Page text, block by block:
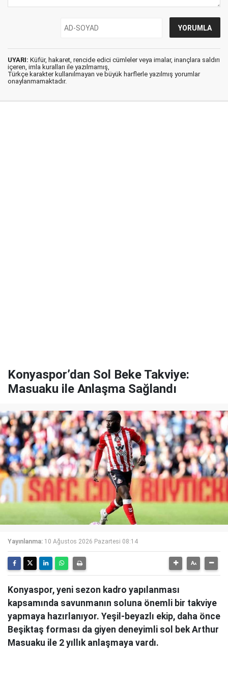
UYARI: Küfür, hakaret, rencide edici cümleler veya imalar, inançlara saldırı
içeren, imla kuralları ile yazılmamış,
Türkçe karakter kullanılmayan ve büyük harflerle yazılmış yorumlar
onaylanmamaktadır.
Konyaspor’dan Sol Beke Takviye:
Masuaku ile Anlaşma Sağlandı
Yayınlanma: 10 Ağustos 2026 Pazartesi 08:14
Konyaspor, yeni sezon kadro yapılanması
kapsamında savunmanın soluna önemli bir takviye
yapmaya hazırlanıyor. Yeşil-beyazlı ekip, daha önce
Beşiktaş forması da giyen deneyimli sol bek Arthur
Masuaku ile 2 yıllık anlaşmaya vardı.